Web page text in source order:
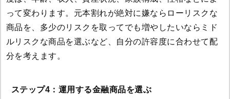
って変わります。元本割れが絶対に嫌ならローリスクな
商品を、多少のリスクを取ってでも増やしたいならミド
ルリスクな商品を選ぶなど、自分の許容度に合わせて配
分を考えます。
ステップ4：運用する金融商品を選ぶ